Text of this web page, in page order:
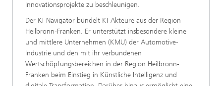
Innovationsprojekte zu beschleunigen.
Der KI-Navigator bündelt KI-Akteure aus der Region
Heilbronn-Franken. Er unterstützt insbesondere kleine
und mittlere Unternehmen (KMU) der Automotive-
Industrie und den mit ihr verbundenen
Wertschöpfungsbereichen in der Region Heilbronn-
Franken beim Einstieg in Künstliche Intelligenz und